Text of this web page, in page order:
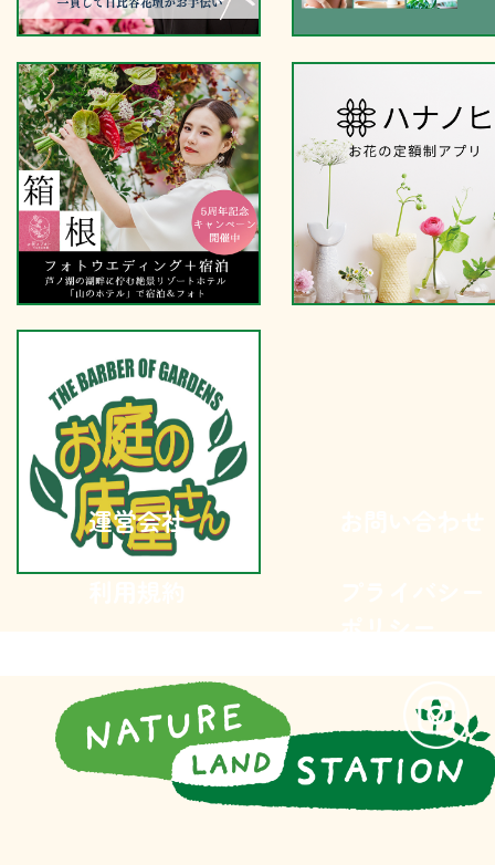
運営会社